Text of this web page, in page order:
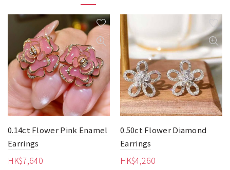
0.50ct Flower Diamond
Earrings
HK$4,260
1.3ct Pear-Shaped
Aquamarine With Pearl
Earrings